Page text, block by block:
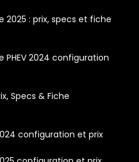
2025 : prix, specs et fiche
PHEV 2024 configuration
Specs & Fiche
configuration et prix